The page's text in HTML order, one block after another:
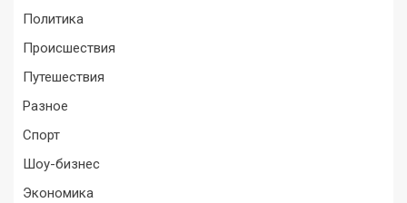
Политика
Происшествия
Путешествия
Разное
Спорт
Шоу-бизнес
Экономика